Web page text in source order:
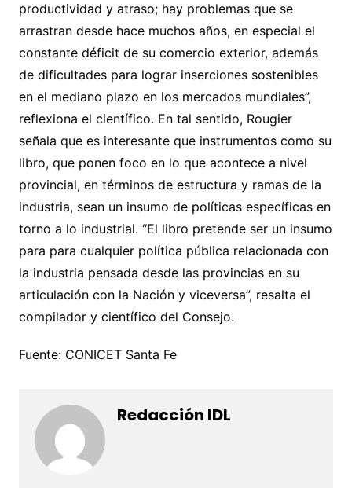
productividad y atraso; hay problemas que se
arrastran desde hace muchos años, en especial el
constante déficit de su comercio exterior, además
de dificultades para lograr inserciones sostenibles
en el mediano plazo en los mercados mundiales”,
reflexiona el científico. En tal sentido, Rougier
señala que es interesante que instrumentos como su
libro, que ponen foco en lo que acontece a nivel
provincial, en términos de estructura y ramas de la
industria, sean un insumo de políticas específicas en
torno a lo industrial. “El libro pretende ser un insumo
para para cualquier política pública relacionada con
la industria pensada desde las provincias en su
articulación con la Nación y viceversa”, resalta el
compilador y científico del Consejo.
Fuente: CONICET Santa Fe
Redacción IDL